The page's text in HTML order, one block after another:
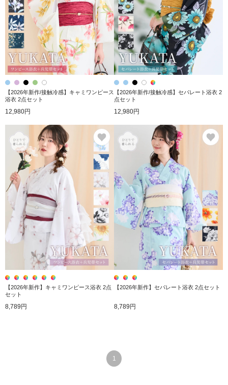
【2026年新作/接触冷感】キャミワンピース
浴衣 2点セット
12,980円
【2026年新作/接触冷感】セパレート浴衣 2
点セット
12,980円
お気に入り
【2026年新作】キャミワンピース浴衣 2点
セット
8,789円
【2026年新作】セパレート浴衣 2点セット
8,789円
1